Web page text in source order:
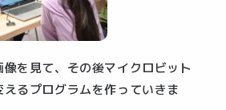
を見て、その後マイクロビット
るプログラムを作っていきま